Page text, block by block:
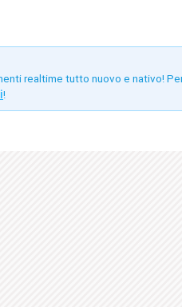
realtime tutto nuovo e nativo!
!